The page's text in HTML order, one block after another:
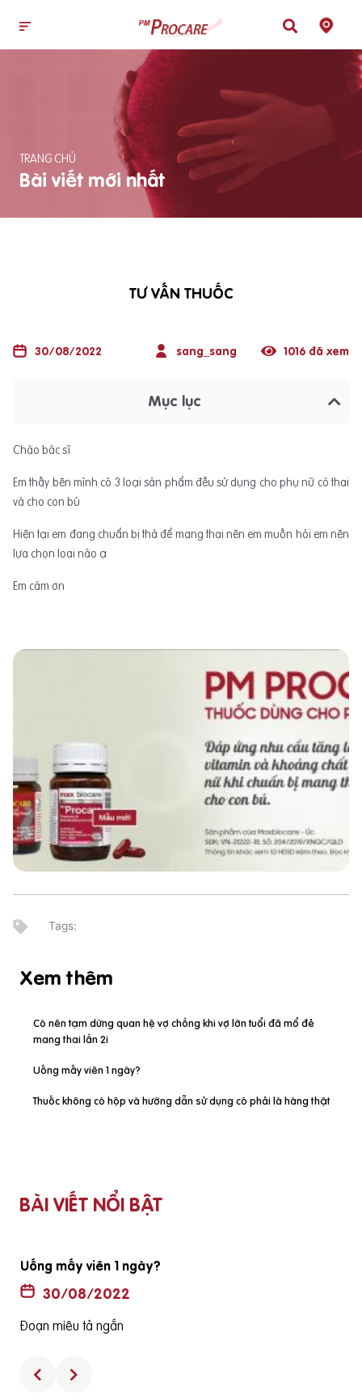
TRANG CHỦ
Bài viết mới nhất
TƯ VẤN THUỐC
30/08/2022 sang_sang 1016 đã xem
Mục lục
Chào bác sĩ
Em thấy bên mình có 3 loại sản phẩm đều sử dụng cho phụ nữ có thai
và cho con bú
Hiện tại em đang chuẩn bị thả để mang thai nên em muốn hỏi em nên
lựa chọn loai nào ạ
Em cám ơn
Xem thêm
Có nên tạm dừng quan hệ vợ chồng khi vợ lớn tuổi đã mổ đẻ
mang thai lần 2i
Uống mấy viên 1 ngày?
Thuốc không có hộp và hướng dẫn sử dụng có phải là hàng thật
BÀI VIẾT NỔI BẬT
Uống mấy viên 1 ngày?
30/08/2022
Đoạn miêu tả ngắn